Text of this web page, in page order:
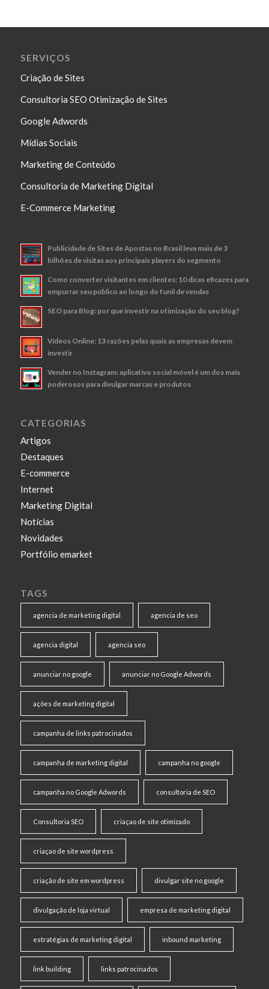
SERVIÇOS
Criação de Sites
Consultoria SEO Otimização de Sites
Google Adwords
Mídias Sociais
Marketing de Conteúdo
Consultoria de Marketing Digital
E-Commerce Marketing
Publicidade de Sites de Apostas no Brasil leva mais de 3
bilhões de visitas aos principais players do segmento
Como converter visitantes em clientes: 10 dicas eficazes para
empurrar seu público ao longo do funil de vendas
SEO para Blog: por que investir na otimização do seu blog?
Vídeos Online: 13 razões pelas quais as empresas devem
investir
Vender no Instagram: aplicativo social móvel é um dos mais
poderosos para divulgar marcas e produtos
CATEGORIAS
Artigos
Destaques
E-commerce
Internet
Marketing Digital
Notícias
Novidades
Portfólio emarket
TAGS
agencia de marketing digital agencia de seo
agencia digital agencia seo
anunciar no google anunciar no Google Adwords
ações de marketing digital
campanha de links patrocinados
campanha de marketing digital campanha no google
campanha no Google Adwords consultoria de SEO
Consultoria SEO criaçao de site otimizado
criaçao de site wordpress
criação de site em wordpress divulgar site no google
divulgação de loja virtual empresa de marketing digital
estratégias de marketing digital inbound marketing
link building links patrocinados